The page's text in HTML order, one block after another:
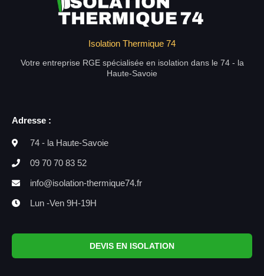
Isolation Thermique 74
Votre entreprise RGE spécialisée en isolation dans le 74 - la
Haute-Savoie
Adresse :
74 - la Haute-Savoie
09 70 70 83 52
info@isolation-thermique74.fr
Lun -Ven 9H-19H
DEVIS EN ISOLATION